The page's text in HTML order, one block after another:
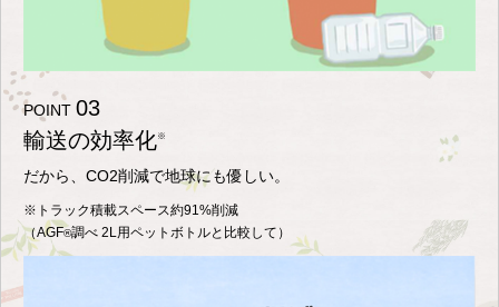
POINT 03
輸送の効率化※
だから、CO2削減で地球にも優しい。
※トラック積載スペース約91%削減
（AGF®調べ 2L用ペットボトルと比較して）